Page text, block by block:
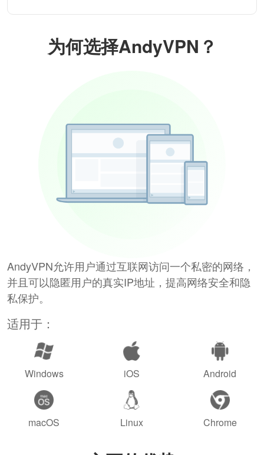
为何选择AndyVPN？
AndyVPN允许用户通过互联网访问一个私密的网络，
并且可以隐匿用户的真实IP地址，提高网络安全和隐
私保护。
适用于：
Windows iOS Android
macOS Linux Chrome